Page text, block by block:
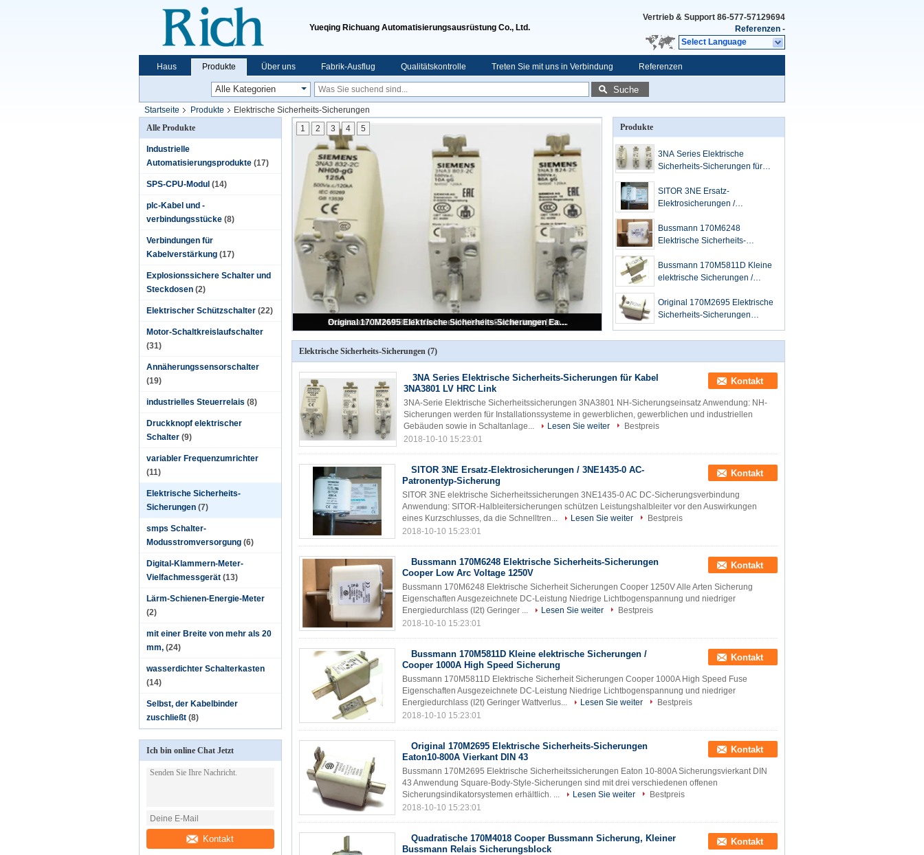
Yueqing Richuang Automatisierungsausrüstung Co., Ltd.
Vertrieb & Support 86-577-57129694
Referenzen -
Select Language
Haus Produkte Über uns Fabrik-Ausflug Qualitätskontrolle Treten Sie mit uns in Verbindung Referenzen
Suche
Startseite Produkte
Elektrische Sicherheits-Sicherungen
Alle Produkte
Industrielle
Automatisierungsprodukte (17)
SPS-CPU-Modul (14)
plc-Kabel und -
verbindungsstücke (8)
Verbindungen für
Kabelverstärkung (17)
Explosionssichere Schalter und
Steckdosen (2)
Elektrischer Schützschalter (22)
Motor-Schaltkreislaufschalter
(31)
Annäherungssensorschalter
(19)
industrielles Steuerrelais (8)
Druckknopf elektrischer
Schalter (9)
variabler Frequenzumrichter
(11)
Elektrische Sicherheits-
Sicherungen (7)
smps Schalter-
Modusstromversorgung (6)
Digital-Klammern-Meter-
Vielfachmessgerät (13)
Lärm-Schienen-Energie-Meter
(2)
mit einer Breite von mehr als 20
mm, (24)
wasserdichter Schalterkasten
(14)
Selbst, der Kabelbinder
zuschließt (8)
Ich bin online Chat Jetzt
Kontakt
3NA Series Elektrische Sicherheits-Sicherungen für Kabel 3NA3801 LV HRC Link
SITOR 3NE Ersatz-Elektrosicherungen / 3NE1435-0 AC-Patronentyp-Sicherung
Bussmann 170M6248 Elektrische Sicherheits-Sicherungen Cooper Low Arc Voltage 1250V
Bussmann 170M5811D Kleine elektrische Sicherungen / Cooper 1000A High Speed ​​Sicherung
Original 170M2695 Elektrische Sicherheits-Sicherungen Eaton10-800A Vierkant DIN 43
1 2 3 4 5 Produkte
3NA Series Elektrische
Sicherheits-Sicherungen für
SITOR 3NE Ersatz-
Elektrosicherungen /
Sicherung
Bussmann 170M6248
Elektrische Sicherheits-
Voltage 1250V
Bussmann 170M5811D Kleine
elektrische Sicherungen /
Sicherung
Original 170M2695 Elektrische
Sicherheits-Sicherungen
Elektrische Sicherheits-Sicherungen (7)
3NA Series Elektrische Sicherheits-Sicherungen für Kabel
3NA3801 LV HRC Link
Kontakt
3NA-Serie Elektrische Sicherheitssicherungen 3NA3801 NH-Sicherungseinsatz Anwendung: NH-
Sicherungen werden für Installationssysteme in gewerblichen, gewerblichen und industriellen
Gebäuden sowie in Schaltanlage...
Lesen Sie weiter
Bestpreis
2018-10-10 15:23:01
SITOR 3NE Ersatz-Elektrosicherungen / 3NE1435-0 AC-
Patronentyp-Sicherung
Kontakt
SITOR 3NE elektrische Sicherheitssicherungen 3NE1435-0 AC DC-Sicherungsverbindung
Anwendung: SITOR-Halbleitersicherungen schützen Leistungshalbleiter vor den Auswirkungen
eines Kurzschlusses, da die Schnelltren...
Lesen Sie weiter
Bestpreis
2018-10-10 15:23:01
Bussmann 170M6248 Elektrische Sicherheits-Sicherungen
Cooper Low Arc Voltage 1250V
Kontakt
Bussmann 170M6248 Elektrische Sicherheit Sicherungen Cooper 1250V Alle Arten Sicherung
Eigenschaften Ausgezeichnete DC-Leistung Niedrige Lichtbogenspannung und niedriger
Energiedurchlass (I2t) Geringer ...
Lesen Sie weiter
Bestpreis
2018-10-10 15:23:01
Bussmann 170M5811D Kleine elektrische Sicherungen /
Cooper 1000A High Speed ​​Sicherung
Kontakt
Bussmann 170M5811D Elektrische Sicherheit Sicherungen Cooper 1000A High Speed ​​Fuse
Eigenschaften Ausgezeichnete DC-Leistung Niedrige Lichtbogenspannung und niedriger
Energiedurchlass (I2t) Geringer Wattverlus...
Lesen Sie weiter
Bestpreis
2018-10-10 15:23:01
Original 170M2695 Elektrische Sicherheits-Sicherungen
Eaton10-800A Vierkant DIN 43
Kontakt
Bussmann 170M2695 Elektrische Sicherheitssicherungen Eaton 10-800A Sicherungsvierkant DIN
43 Anwendung Square-Body-Style-Sicherungen sind mit drei verschiedenen offenen
Sicherungsindikatorsystemen erhältlich. ...
Lesen Sie weiter
Bestpreis
2018-10-10 15:23:01
Quadratische 170M4018 Cooper Bussmann Sicherung, Kleiner
Bussmann Relais Sicherungsblock
Kontakt